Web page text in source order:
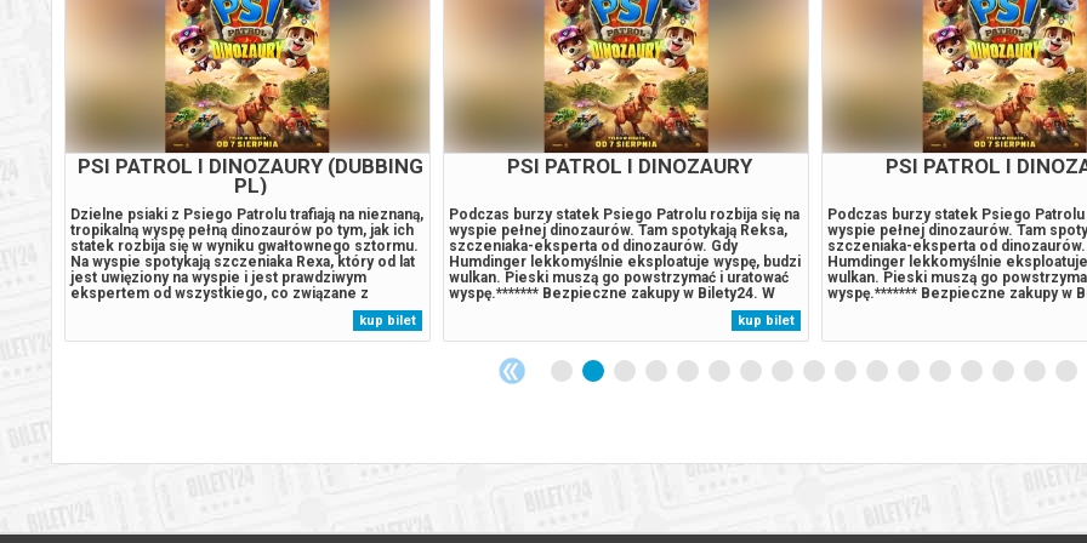
PSI PATROL I DINOZAURY (DUBBING
PL)
Dzielne psiaki z Psiego Patrolu trafiają na nieznaną,
tropikalną wyspę pełną dinozaurów po tym, jak ich
statek rozbija się w wyniku gwałtownego sztormu.
Na wyspie spotykają szczeniaka Rexa, który od lat
jest uwięziony na wyspie i jest prawdziwym
ekspertem od wszystkiego, co związane z
pradawnymi gadami. Sytuacja wymyka się spod
kontroli, gdy odwieczny rywal piesków, burmistrz
Humdinger, zaczyna pozyskiwać...
kup bilet
VAIANA
Vaiana wyrusza z rodzinnej wyspy Motonui w
podróż by uratować swoje plemię i odkryć własne
przeznaczenie.******* Bezpieczne zakupy w
Bilety24. W przypadku odwołania wydarzenia,
gwarantujemy automatyczny zwrot środków
potwierdzony komunikatem wysyłanym na adres
kup bilet
PSI PATROL I
Podczas burzy statek Psiego Patrolu
wyspie pełnej dinozaurów. Tam
szczeniaka-eksperta od dinozaurów.
Humdinger lekkomyślnie
wulkan. Pieski muszą go
wyspę.******* Bezpieczne zakupy w
przypadku odwołania wydarzenia,
automatyczny zwrot środków
komunikatem wysyłanym na adres...